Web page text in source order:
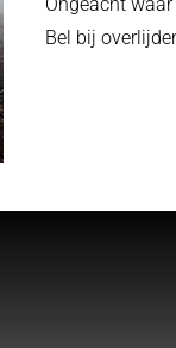
Bel bij